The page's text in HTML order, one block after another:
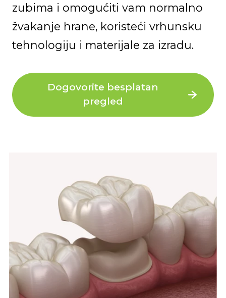
zubima i omogućiti vam normalno
žvakanje hrane, koristeći vrhunsku
tehnologiju i materijale za izradu.
Dogovorite besplatan
pregled